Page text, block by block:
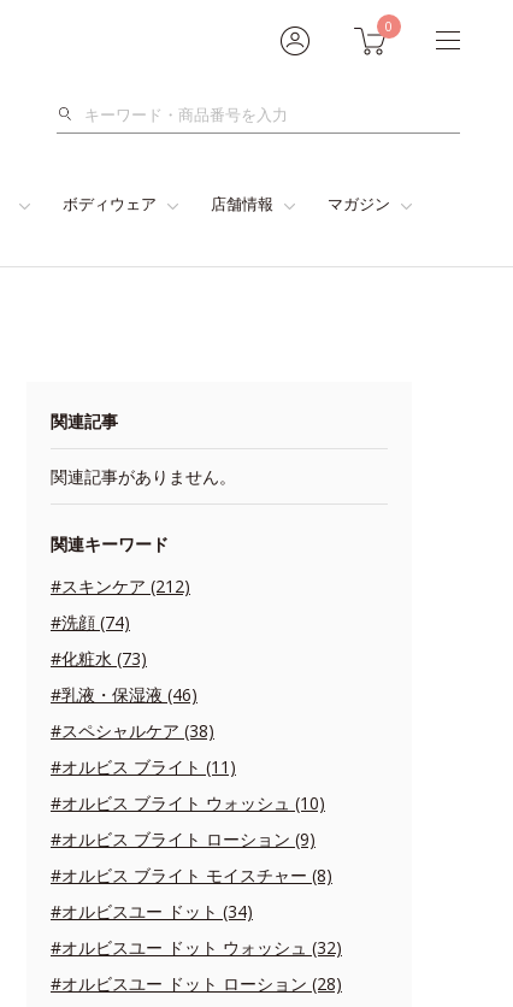
0
検
ボディウェア 店舗情報 マガジン
関連記事
関連記事がありません。
関連キーワード
#スキンケア (212)
#洗顔 (74)
#化粧水 (73)
#乳液・保湿液 (46)
#スペシャルケア (38)
#オルビス ブライト (11)
#オルビス ブライト ウォッシュ (10)
#オルビス ブライト ローション (9)
#オルビス ブライト モイスチャー (8)
#オルビスユー ドット (34)
#オルビスユー ドット ウォッシュ (32)
#オルビスユー ドット ローション (28)